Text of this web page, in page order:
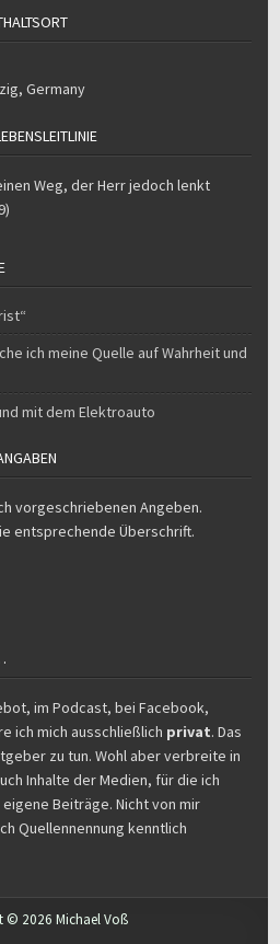
,Germany
Weg, der Herr jedoch lenkt
ich meine Quelle auf Wahrheit und
mit dem Elektroauto
vorgeschriebenen Angeben.
entsprechende Überschrift.
im Podcast, bei Facebook,
ich mich ausschließlich privat. Das
zu tun. Wohl aber verbreite in
Inhalte der Medien, für die ich
Beiträge. Nicht von mir
Quellennennung kenntlich
© 2026 Michael Voß